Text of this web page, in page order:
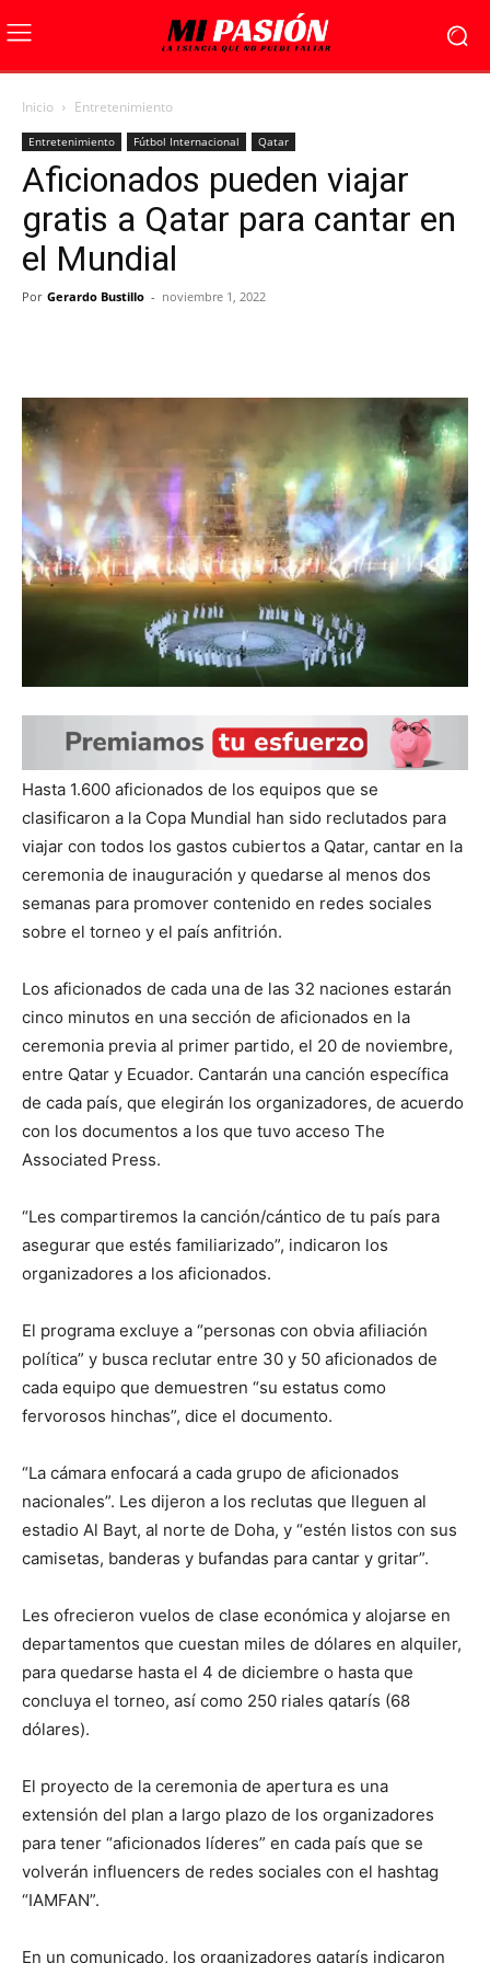
Inicio Entretenimiento
Entretenimiento Fútbol Internacional Qatar
Aficionados pueden viajar
gratis a Qatar para cantar en
el Mundial
Por Gerardo Bustillo - noviembre 1, 2022
Hasta 1.600 aficionados de los equipos que se
clasificaron a la Copa Mundial han sido reclutados para
viajar con todos los gastos cubiertos a Qatar, cantar en la
ceremonia de inauguración y quedarse al menos dos
semanas para promover contenido en redes sociales
sobre el torneo y el país anfitrión.
Los aficionados de cada una de las 32 naciones estarán
cinco minutos en una sección de aficionados en la
ceremonia previa al primer partido, el 20 de noviembre,
entre Qatar y Ecuador. Cantarán una canción específica
de cada país, que elegirán los organizadores, de acuerdo
con los documentos a los que tuvo acceso The
Associated Press.
“Les compartiremos la canción/cántico de tu país para
asegurar que estés familiarizado”, indicaron los
organizadores a los aficionados.
El programa excluye a “personas con obvia afiliación
política” y busca reclutar entre 30 y 50 aficionados de
cada equipo que demuestren “su estatus como
fervorosos hinchas”, dice el documento.
“La cámara enfocará a cada grupo de aficionados
nacionales”. Les dijeron a los reclutas que lleguen al
estadio Al Bayt, al norte de Doha, y “estén listos con sus
camisetas, banderas y bufandas para cantar y gritar”.
Les ofrecieron vuelos de clase económica y alojarse en
departamentos que cuestan miles de dólares en alquiler,
para quedarse hasta el 4 de diciembre o hasta que
concluya el torneo, así como 250 riales qatarís (68
dólares).
El proyecto de la ceremonia de apertura es una
extensión del plan a largo plazo de los organizadores
para tener “aficionados líderes” en cada país que se
volverán influencers de redes sociales con el hashtag
“IAMFAN”.
En un comunicado, los organizadores qatarís indicaron